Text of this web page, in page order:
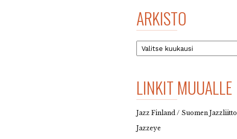
ARKISTO
Arkisto
LINKIT MUUALLE
Jazz Finland / Suomen Jazzliitto
Jazzeye